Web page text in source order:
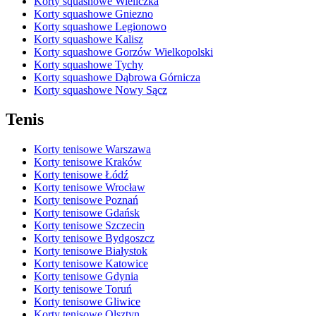
Korty squashowe Gniezno
Korty squashowe Legionowo
Korty squashowe Kalisz
Korty squashowe Gorzów Wielkopolski
Korty squashowe Tychy
Korty squashowe Dąbrowa Górnicza
Korty squashowe Nowy Sącz
Tenis
Korty tenisowe Warszawa
Korty tenisowe Kraków
Korty tenisowe Łódź
Korty tenisowe Wrocław
Korty tenisowe Poznań
Korty tenisowe Gdańsk
Korty tenisowe Szczecin
Korty tenisowe Bydgoszcz
Korty tenisowe Białystok
Korty tenisowe Katowice
Korty tenisowe Gdynia
Korty tenisowe Toruń
Korty tenisowe Gliwice